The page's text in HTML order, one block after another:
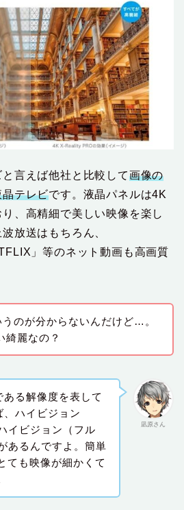
と言えば他社と比較して画像の
テレビです。液晶パネルは4K
、高精細で美しい映像を楽し
放送はもちろん、
」等のネット動画も高画質
うのが分からないんだけど…。
綺麗なの？
凪原さん
る解像度を表して
ハイビジョン
イビジョン（フル
あるんですよ。簡単
ても映像が細かくて